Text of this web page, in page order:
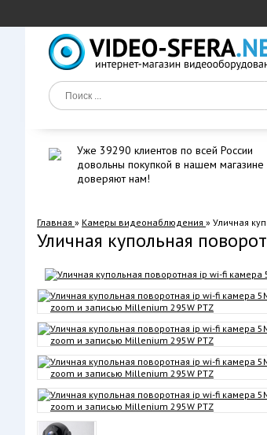
Уже 39290 клиентов по всей России
довольны покупкой в нашем магазине
доверяют нам!
Главная » Камеры видеонаблюдения » Уличная
Уличная купольная